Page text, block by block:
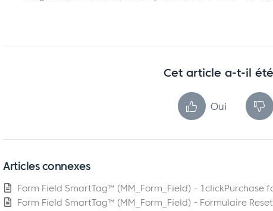
Cet article a-t-il
Oui
Articles connexes
Form Field SmartTag™ (MM_Form_Field) - 1clickPurchase
Form Field SmartTag™ (MM_Form_Field) - Formulaire